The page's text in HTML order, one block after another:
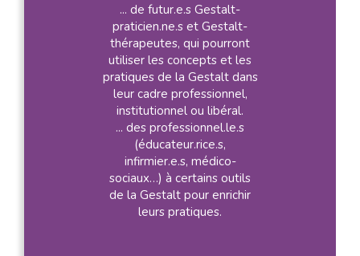
... de futur.e.s Gestalt-
praticien.ne.s et Gestalt-
thérapeutes, qui pourront
utiliser les concepts et les
pratiques de la Gestalt dans
leur cadre professionnel,
institutionnel ou libéral.
... des professionnel.le.s
(éducateur.rice.s,
infirmier.e.s, médico-
sociaux…) à certains outils
de la Gestalt pour enrichir
leurs pratiques.